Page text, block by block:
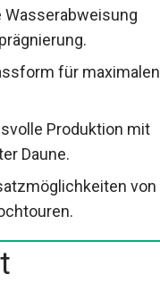
Wasserabweisung
für maximalen
Produktion mit
Daune.
von